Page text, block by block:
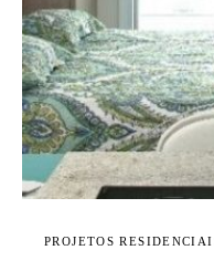
PROJETOS